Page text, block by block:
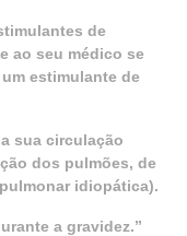
de
ao seu médico se
estimulante de
sua circulação
dos pulmões, de
idiopática).
a gravidez.”